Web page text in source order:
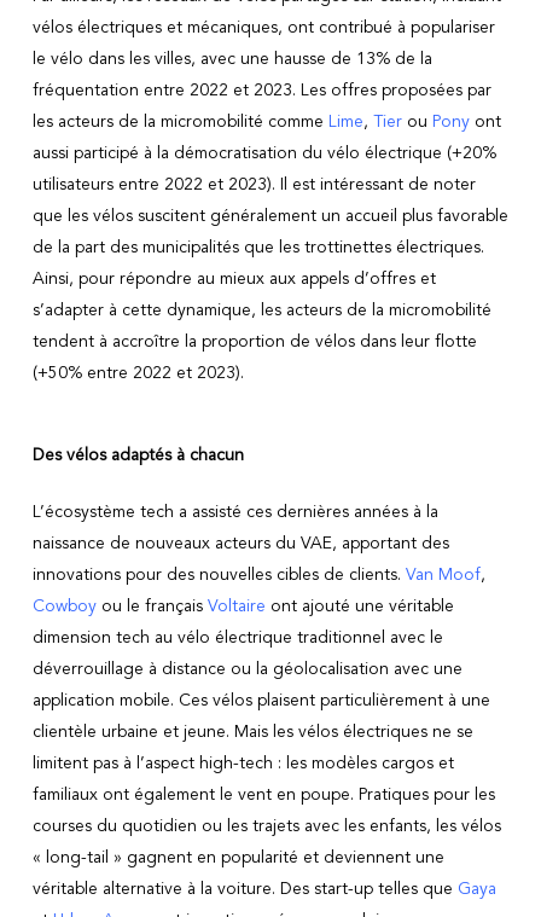
vélos électriques et mécaniques, ont contribué à populariser
le vélo dans les villes, avec une hausse de 13% de la
fréquentation entre 2022 et 2023. Les offres proposées par
les acteurs de la micromobilité comme Lime, Tierou Ponyont
aussi participé à la démocratisation du vélo électrique (+20%
utilisateurs entre 2022 et 2023). Il est intéressant de noter
que les vélos suscitent généralement un accueil plus favorable
de la part des municipalités que les trottinettes électriques.
Ainsi, pour répondre au mieux aux appels d’offres et
s’adapter à cette dynamique, les acteurs de la micromobilité
tendent à accroître la proportion de vélos dans leur flotte
(+50% entre 2022 et 2023).
Des vélos adaptés à chacun
L’écosystème tech a assisté ces dernières années à la
naissance de nouveaux acteurs du VAE, apportant des
innovations pour des nouvelles cibles de clients. Van Moof,
Cowboy ou le français Voltaire ont ajouté une véritable
dimension tech au vélo électrique traditionnel avec le
déverrouillage à distance ou la géolocalisation avec une
application mobile. Ces vélos plaisent particulièrement à une
clientèle urbaine et jeune. Mais les vélos électriques ne se
limitent pas à l’aspect high-tech : les modèles cargos et
familiaux ont également le vent en poupe. Pratiques pour les
courses du quotidien ou les trajets avec les enfants, les vélos
« long-tail » gagnent en popularité et deviennent une
véritable alternative à la voiture. Des start-up telles que Gaya